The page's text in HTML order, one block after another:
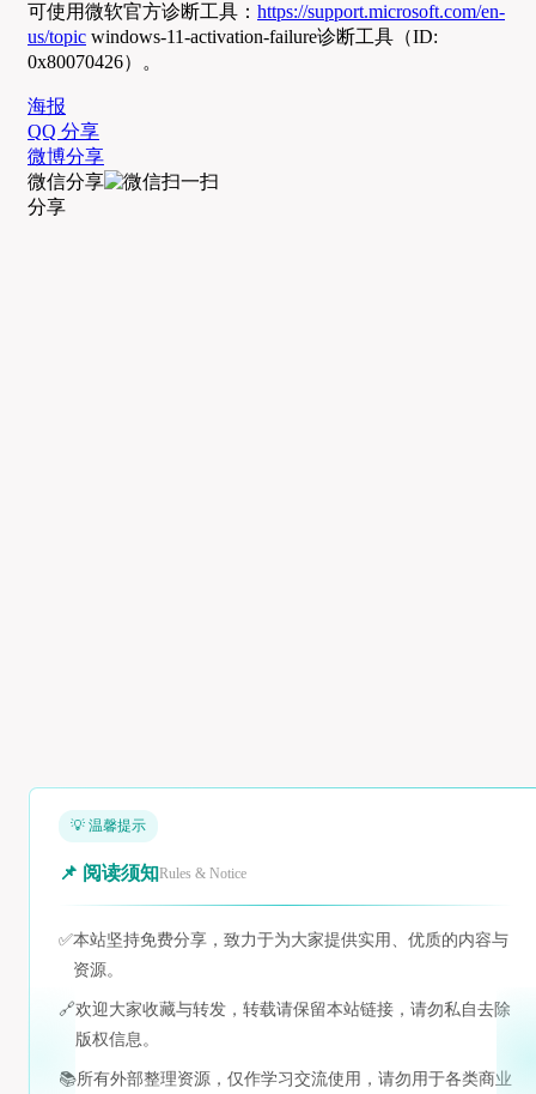
可使用微软官方诊断工具： https://support.microsoft.com/en-
us/topic windows-11-activation-failure诊断工具（ID:
0x80070426）。
海报
QQ 分享
微博分享
微信分享
分享
💡 温馨提示
📌 阅读须知Rules & Notice
✅本站坚持免费分享，致力于为大家提供实用、优质的内容与
资源。
🔗欢迎大家收藏与转发，转载请保留本站链接，请勿私自去除
版权信息。
📚所有外部整理资源，仅作学习交流使用，请勿用于各类商业